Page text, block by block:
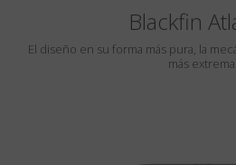
Blackfin
El diseño en su forma más pura, la
más extrema.